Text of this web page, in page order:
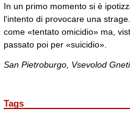
In un primo momento si è
l'intento di provocare una
come «tentato omicidio» ma,
passato poi per «suicidio».
San Pietroburgo, Vsevolod
Tags